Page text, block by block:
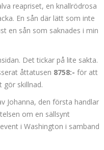
reapriset, en knallrödrosa
En sån där lätt som inte
en sån som saknades i min
Det tickar på lite sakta.
åttatusen 8758:- för att
gör skillnad.
Johanna, den första handlar
om en sällsynt
i Washington i samband